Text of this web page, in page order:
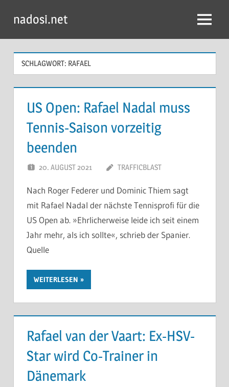
Inhalt
springen
nadosi.net Menü
SCHLAGWORT: RAFAEL
US Open: Rafael Nadal muss
Tennis-Saison vorzeitig
beenden
20. AUGUST 2021 TRAFFICBLAST
Nach Roger Federer und Dominic Thiem sagt
mit Rafael Nadal der nächste Tennisprofi für die
US Open ab. »Ehrlicherweise leide ich seit einem
Jahr mehr, als ich sollte«, schrieb der Spanier.
Quelle
WEITERLESEN
Rafael van der Vaart: Ex-HSV-
Star wird Co-Trainer in
Dänemark